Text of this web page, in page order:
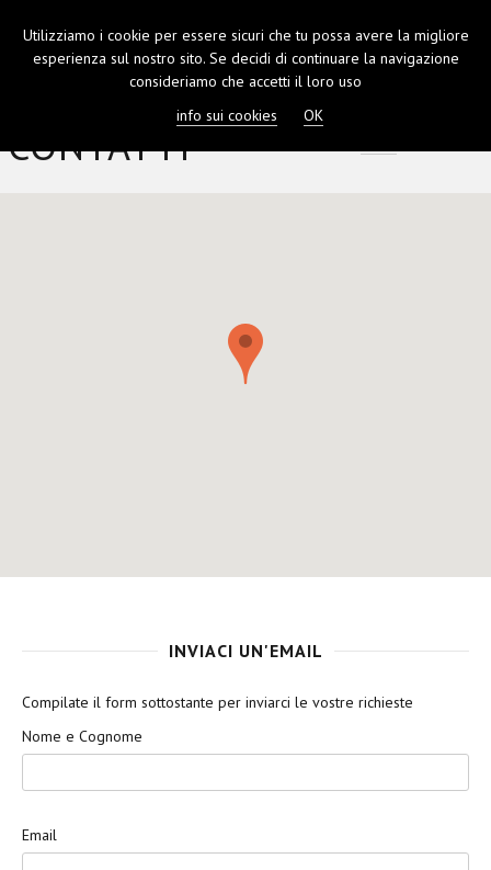
CONTATTI
INVIACI UN'EMAIL
Compilate il form sottostante per inviarci le vostre richieste
Nome e Cognome
Email
Utilizziamo i cookie per essere sicuri che tu possa avere la migliore
esperienza sul nostro sito. Se decidi di continuare la navigazione
consideriamo che accetti il loro uso
info sui cookies
OK